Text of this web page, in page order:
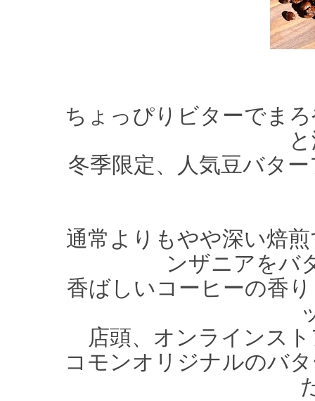
ちょっぴりビターでま
冬季限定、人気豆バタ
通常よりもやや深い焙
ンザニアをバ
香ばしいコーヒーの香
店頭、オンラインス
コモンオリジナルのバ